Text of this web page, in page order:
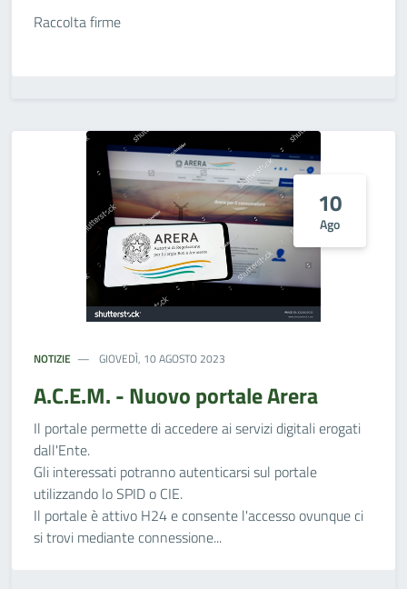
Raccolta firme
10
Ago
NOTIZIE GIOVEDÌ, 10 AGOSTO 2023
A.C.E.M. - Nuovo portale Arera
Il portale permette di accedere ai servizi digitali erogati
dall'Ente.
Gli interessati potranno autenticarsi sul portale
utilizzando lo SPID o CIE.
Il portale è attivo H24 e consente l'accesso ovunque ci
si trovi mediante connessione...